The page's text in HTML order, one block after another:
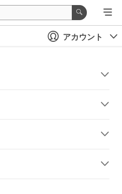
アカウント